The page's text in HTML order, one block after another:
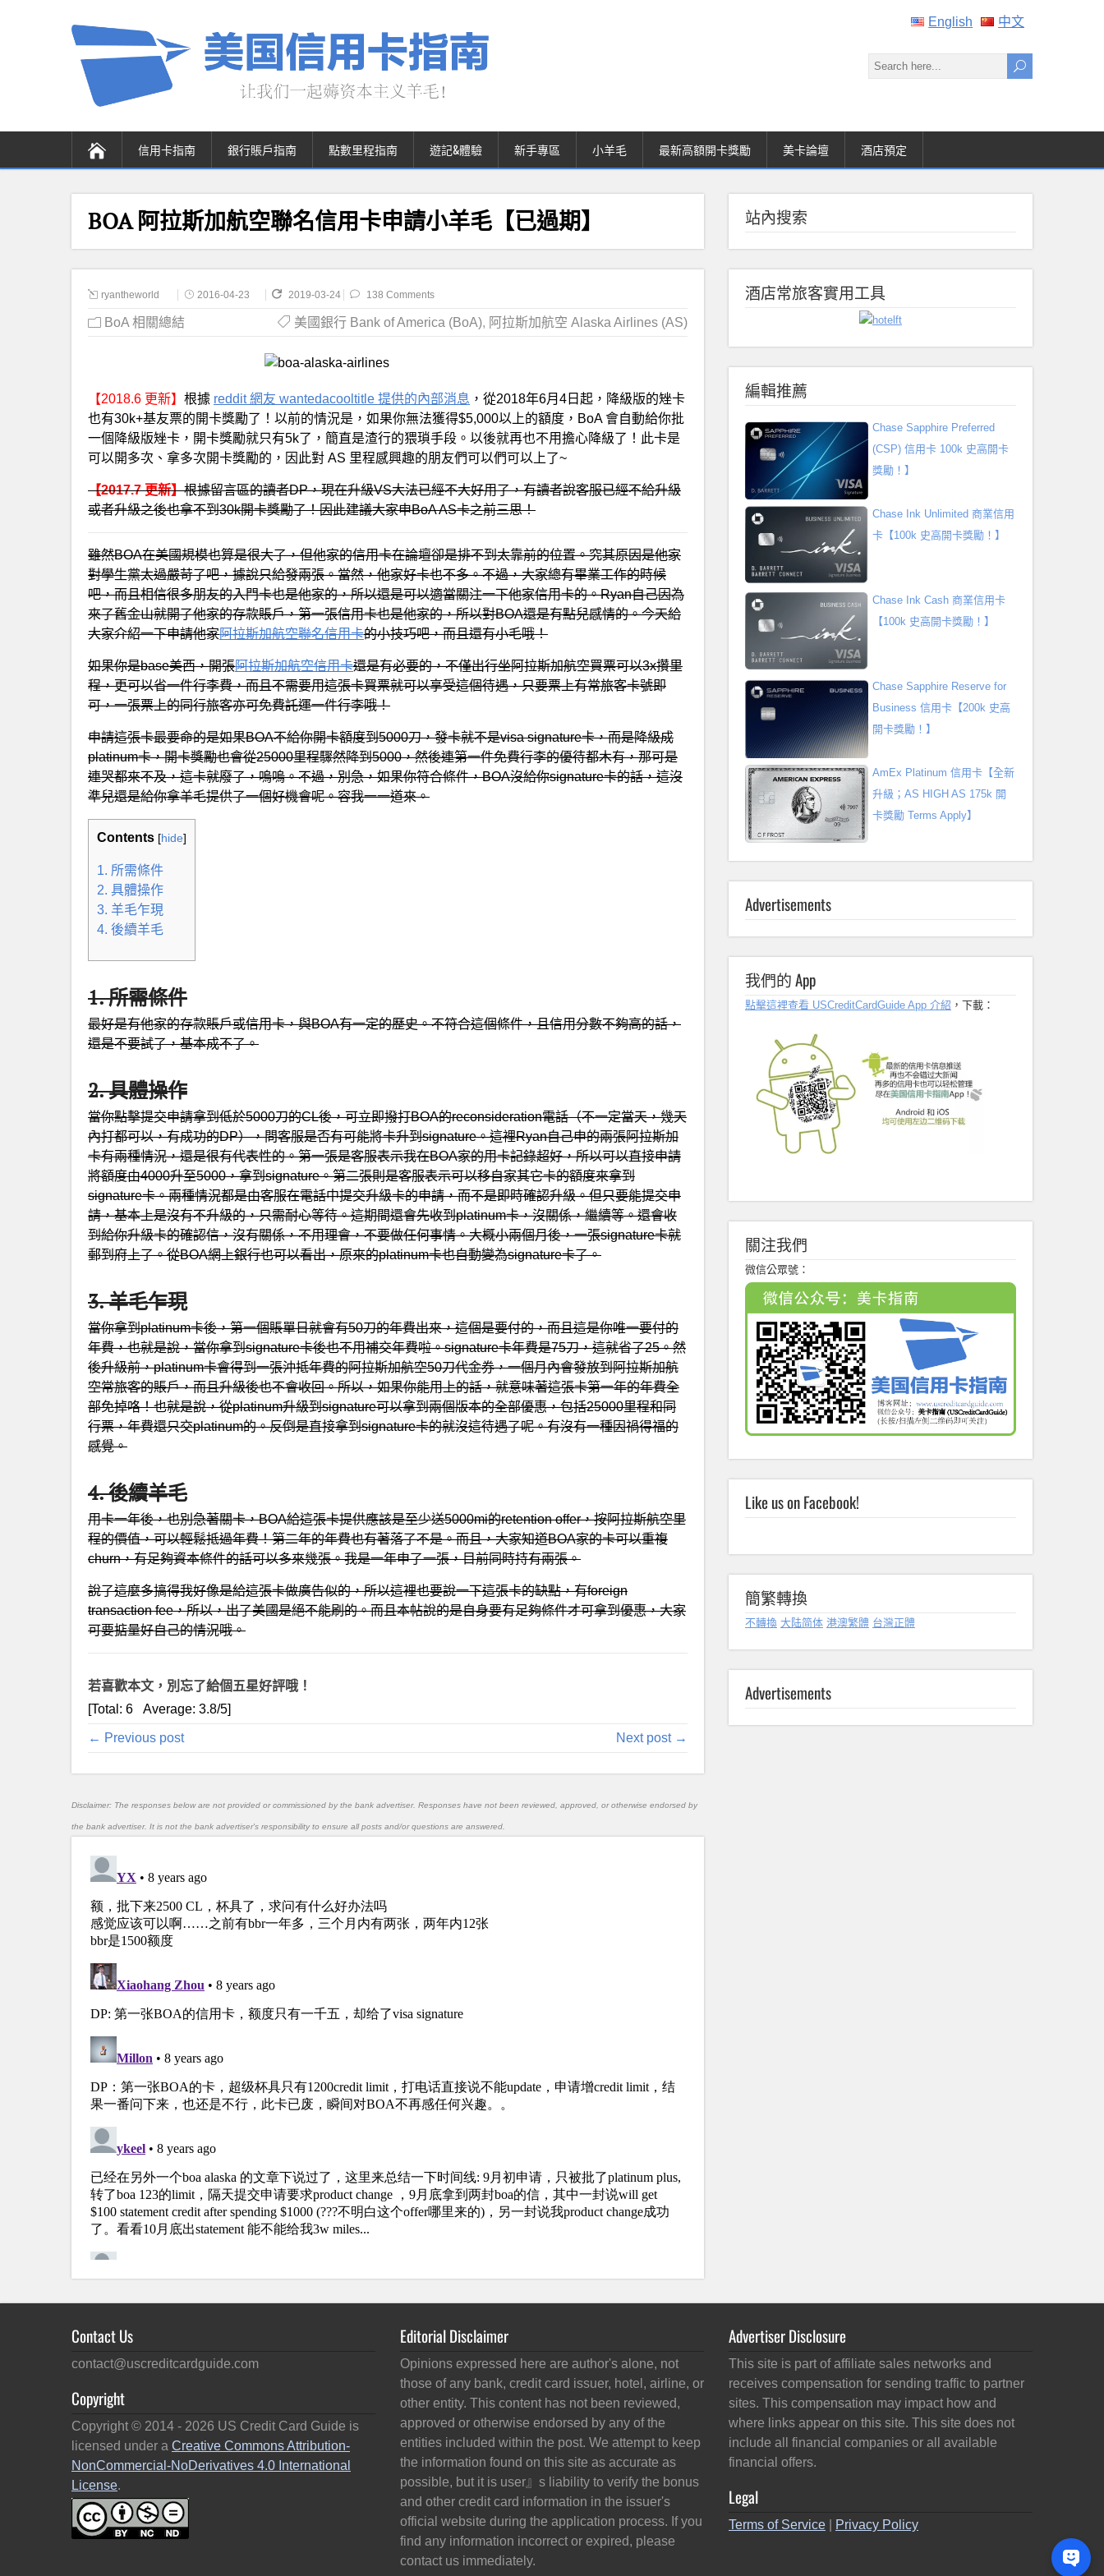
English 中文
信用卡指南 銀行賬戶指南 點數里程指南 遊記&體驗 新手專區 小羊毛 最新高額開卡獎勵 美卡論壇 酒店預定
BOA 阿拉斯加航空聯名信用卡申請小羊毛【已過期】
ryantheworld 2016-04-23 2019-03-24 138 Comments
BoA 相關總結 美國銀行 Bank of America (BoA), 阿拉斯加航空 Alaska Airlines (AS)
【2018.6 更新】 根據 reddit 網友 wantedacooltitle 提供的內部消息 ，從2018年6月4日起，降級版的矬卡
也有30k+基友票的開卡獎勵了！以前的情況是，如果你無法獲得$5,000以上的額度，BoA 會自動給你批
一個降級版矬卡，開卡獎勵就只有5k了，簡直是渣行的猥瑣手段。以後就再也不用擔心降級了！此卡是
可以開多次、拿多次開卡獎勵的，因此對 AS 里程感興趣的朋友們可以們可以上了~
【2017.7 更新】根據留言區的讀者DP，現在升級VS大法已經不大好用了，有讀者說客服已經不給升級
或者升級之後也拿不到30k開卡獎勵了！因此建議大家申BoA AS卡之前三思！
雖然BOA在美國規模也算是很大了，但他家的信用卡在論壇卻是排不到太靠前的位置。究其原因是他家
對學生黨太過嚴苛了吧，據說只給發兩張。當然，他家好卡也不多。不過，大家總有畢業工作的時候
吧，而且相信很多朋友的入門卡也是他家的，所以還是可以適當關注一下他家信用卡的。Ryan自己因為
來了舊金山就開了他家的存款賬戶，第一張信用卡也是他家的，所以對BOA還是有點兒感情的。今天給
大家介紹一下申請他家阿拉斯加航空聯名信用卡的小技巧吧，而且還有小毛哦！
如果你是base美西，開張阿拉斯加航空信用卡還是有必要的，不僅出行坐阿拉斯加航空買票可以3x攢里
程，更可以省一件行李費，而且不需要用這張卡買票就可以享受這個待遇，只要票上有常旅客卡號即
可，一張票上的同行旅客亦可免費託運一件行李哦！
申請這張卡最要命的是如果BOA不給你開卡額度到5000刀，發卡就不是visa signature卡，而是降級成
platinum卡，開卡獎勵也會從25000里程驟然降到5000，然後連第一件免費行李的優待都木有，那可是
連哭都來不及，這卡就廢了，嗚嗚。不過，別急，如果你符合條件，BOA沒給你signature卡的話，這沒
準兒還是給你拿羊毛提供了一個好機會呢。容我一一道來。
Contents [hide]
1. 所需條件
2. 具體操作
3. 羊毛乍現
4. 後續羊毛
1. 所需條件
最好是有他家的存款賬戶或信用卡，與BOA有一定的歷史。不符合這個條件，且信用分數不夠高的話，
還是不要試了，基本成不了。
2. 具體操作
當你點擊提交申請拿到低於5000刀的CL後，可立即撥打BOA的reconsideration電話（不一定當天，幾天
內打都可以，有成功的DP），問客服是否有可能將卡升到signature。這裡Ryan自己申的兩張阿拉斯加
卡有兩種情況，還是很有代表性的。第一張是客服表示我在BOA家的用卡記錄超好，所以可以直接申請
將額度由4000升至5000，拿到signature。第二張則是客服表示可以移自家其它卡的額度來拿到
signature卡。兩種情況都是由客服在電話中提交升級卡的申請，而不是即時確認升級。但只要能提交申
請，基本上是沒有不升級的，只需耐心等待。這期間還會先收到platinum卡，沒關係，繼續等。還會收
到給你升級卡的確認信，沒有關係，不用理會，不要做任何事情。大概小兩個月後，一張signature卡就
郵到府上了。從BOA網上銀行也可以看出，原來的platinum卡也自動變為signature卡了。
3. 羊毛乍現
當你拿到platinum卡後，第一個賬單日就會有50刀的年費出來，這個是要付的，而且這是你唯一要付的
年費，也就是說，當你拿到signature卡後也不用補交年費啦。signature卡年費是75刀，這就省了25。然
後升級前，platinum卡會得到一張沖抵年費的阿拉斯加航空50刀代金券，一個月內會發放到阿拉斯加航
空常旅客的賬戶，而且升級後也不會收回。所以，如果你能用上的話，就意味著這張卡第一年的年費全
部免掉咯！也就是說，從platinum升級到signature可以拿到兩個版本的全部優惠，包括25000里程和同
行票，年費還只交platinum的。反倒是直接拿到signature卡的就沒這待遇了呢。有沒有一種因禍得福的
感覺。
4. 後續羊毛
用卡一年後，也別急著關卡，BOA給這張卡提供應該是至少送5000mi的retention offer，按阿拉斯航空里
程的價值，可以輕鬆抵過年費！第二年的年費也有著落了不是。而且，大家知道BOA家的卡可以重複
churn，有足夠資本條件的話可以多來幾張。我是一年申了一張，目前同時持有兩張。
說了這麼多搞得我好像是給這張卡做廣告似的，所以這裡也要說一下這張卡的缺點，有foreign
transaction fee，所以，出了美國是絕不能刷的。而且本帖說的是自身要有足夠條件才可拿到優惠，大家
可要掂量好自己的情況哦。
若喜歡本文，別忘了給個五星好評哦！
[Total: 6 Average: 3.8/5]
← Previous post Next post →
Disclaimer: The responses below are not provided or commissioned by the bank advertiser. Responses have not been reviewed, approved, or otherwise endorsed by
the bank advertiser. It is not the bank advertiser's responsibility to ensure all posts and/or questions are answered.
站內搜索
酒店常旅客實用工具
編輯推薦
Chase Sapphire Preferred
(CSP) 信用卡 100k 史高開卡
獎勵！】
Chase Ink Unlimited 商業信用
卡【100k 史高開卡獎勵！】
Chase Ink Cash 商業信用卡
【100k 史高開卡獎勵！】
Chase Sapphire Reserve for
Business 信用卡【200k 史高
開卡獎勵！】
AmEx Platinum 信用卡【全新
升級；AS HIGH AS 175k 開
卡獎勵 Terms Apply】
Advertisements
我們的 App
點擊這裡查看 USCreditCardGuide App 介紹 ，下載：
關注我們
微信公眾號：
Like us on Facebook!
簡繁轉換
不轉換 大陆简体 港澳繁體 台灣正體
Advertisements
Contact Us
contact@uscreditcardguide.com
Copyright
Copyright © 2014 - 2026 US Credit Card Guide is
licensed under a Creative Commons Attribution-
NonCommercial-NoDerivatives 4.0 International
License.
Editorial Disclaimer
Opinions expressed here are author's alone, not
those of any bank, credit card issuer, hotel, airline, or
other entity. This content has not been reviewed,
approved or otherwise endorsed by any of the
entities included within the post. We attempt to keep
the information found on this site as accurate as
possible, but it is user』s liability to verify the bonus
and other credit card information in the issuer's
official website during the application process. If you
find any information incorrect or expired, please
contact us immediately.
Advertiser Disclosure
This site is part of affiliate sales networks and
receives compensation for sending traffic to partner
sites. This compensation may impact how and
where links appear on this site. This site does not
include all financial companies or all available
financial offers.
Legal
Terms of Service Privacy Policy